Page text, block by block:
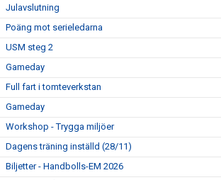
Julavslutning
Poäng mot serieledarna
USM steg 2
Gameday
Full fart i tomteverkstan
Gameday
Workshop - Trygga miljöer
Dagens träning inställd (28/11)
Biljetter - Handbolls-EM 2026